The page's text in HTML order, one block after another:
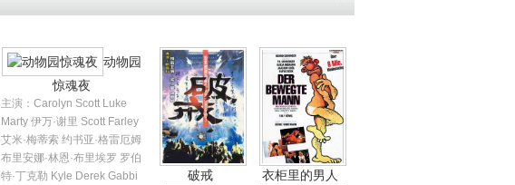
动物园
惊魂夜
主演：Carolyn Scott Luke
Marty 伊万·谢里 Scott Farley
艾米·梅蒂索 约书亚·格雷厄姆
布里安娜·林恩·布里埃罗 罗伯
特·丁克勒 Kyle Derek Gabbi
破戒
衣柜里的男人